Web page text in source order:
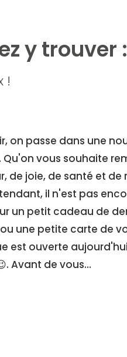
y trouver :
!